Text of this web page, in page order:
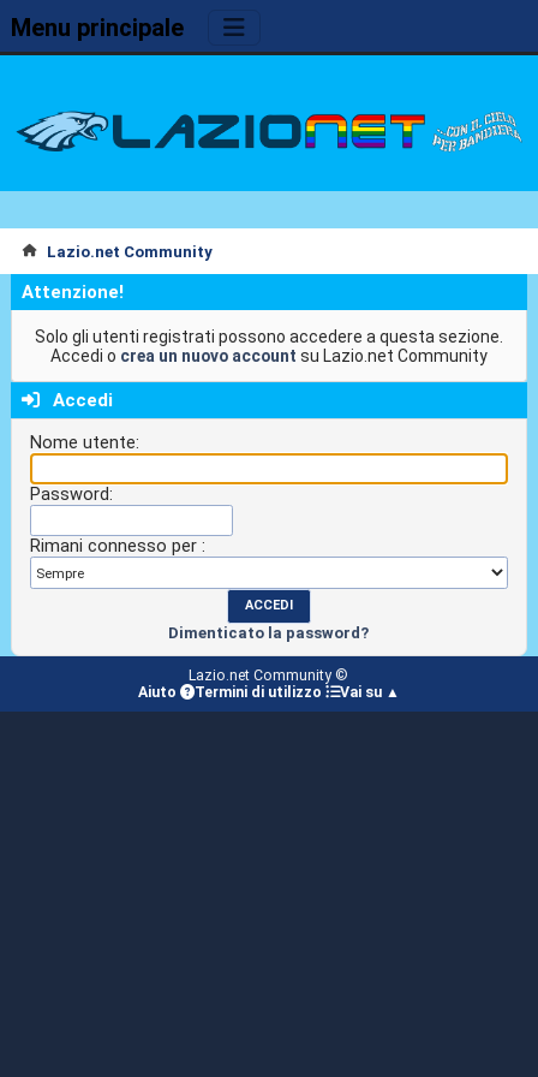
Menu principale
Lazio.net Community
Attenzione!
Solo gli utenti registrati possono accedere a questa sezione.
Accedi o crea un nuovo account su Lazio.net Community
Accedi
Nome utente:
Password:
Rimani connesso per :
Dimenticato la password?
Lazio.net Community ©
Aiuto
Termini di utilizzo Vai su ▲